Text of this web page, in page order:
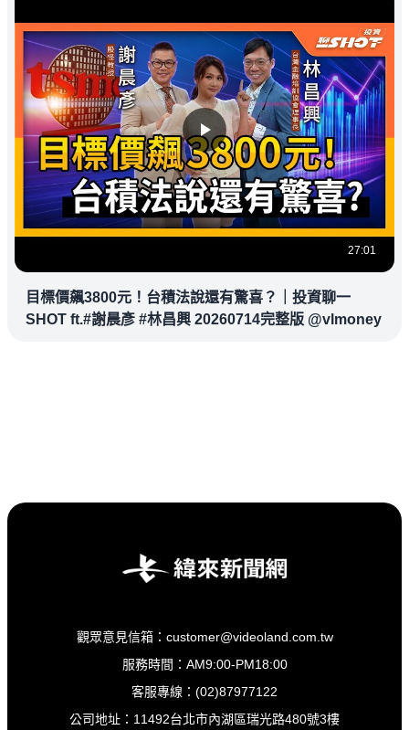
27:01
目標價飆3800元！台積法說還有驚喜？｜投資聊一
SHOT ft.#謝晨彥 #林昌興 20260714完整版 @vlmoney
觀眾意見信箱：customer@videoland.com.tw
服務時間：AM9:00-PM18:00
客服專線：(02)87977122
公司地址：11492台北市內湖區瑞光路480號3樓